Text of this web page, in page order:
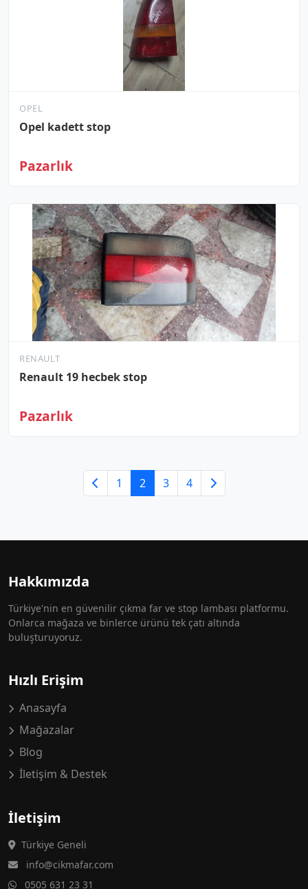
OPEL
Opel kadett stop
Pazarlık
RENAULT
Renault 19 hecbek stop
Pazarlık
1 2 3 4
Hakkımızda
Türkiye'nin en güvenilir çıkma far ve stop lambası platformu.
Onlarca mağaza ve binlerce ürünü tek çatı altında
buluşturuyoruz.
Hızlı Erişim
Anasayfa
Mağazalar
Blog
İletişim & Destek
İletişim
Türkiye Geneli
info@cikmafar.com
0505 631 23 31